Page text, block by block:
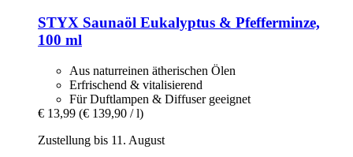
STYX Saunaöl Eukalyptus & Pfefferminze,
100 ml
Aus naturreinen ätherischen Ölen
Erfrischend & vitalisierend
Für Duftlampen & Diffuser geeignet
€ 13,99 (€ 139,90 / l)
Zustellung bis 11. August